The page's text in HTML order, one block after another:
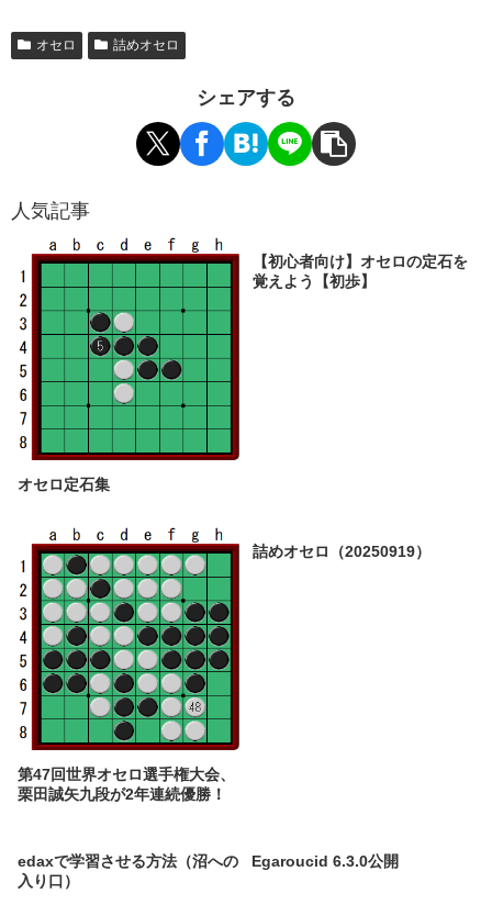
オセロ 詰めオセロ
シェアする
人気記事
オセロ定石集
【初心者向け】オセロの定石を
覚えよう【初歩】
第47回世界オセロ選手権大会、
栗田誠矢九段が2年連続優勝！
詰めオセロ（20250919）
edaxで学習させる方法（沼への
入り口）
Egaroucid 6.3.0公開